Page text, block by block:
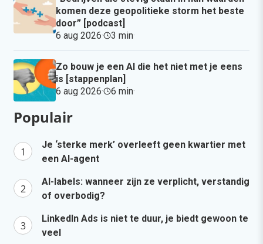
komen deze geopolitieke storm het beste
door” [podcast]
6 aug 2026· 3 min·
Zo bouw je een AI die het niet met je eens
is [stappenplan]
6 aug 2026· 6 min·
Populair
Je ‘sterke merk’ overleeft geen kwartier met
een AI-agent
AI-labels: wanneer zijn ze verplicht, verstandig
of overbodig?
LinkedIn Ads is niet te duur, je biedt gewoon te
veel